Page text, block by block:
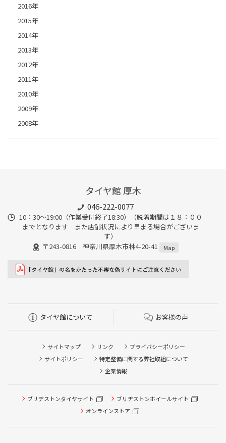
2016年
2015年
2014年
2013年
2012年
2011年
2010年
2009年
2008年
タイヤ館 厚木
046-222-0077
10：30～19:00（作業受付終了18:30）（脱着期間は１８：００
までとなります また店舗状況により早まる場合がございま
す）
〒243-0816 神奈川県厚木市林4-20-41
Map
タイヤ館について お客様の声
サイトマップ リンク
プライバシーポリシー
サイトポリシー
特定整備に関する弊社取組について
企業情報
ブリヂストンタイヤサイト
ブリヂストンホイールサイト
オンラインストア
タイヤ点検・安全点検/タイヤ履き替え/オイル交換/その他
ピット作業の予約